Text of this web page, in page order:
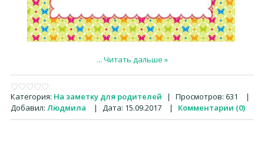
... Читать дальше »
Категория: На заметку для родителей | Просмотров: 631
|
Добавил: Людмила | Дата: 15.09.2017 | Комментарии (0)